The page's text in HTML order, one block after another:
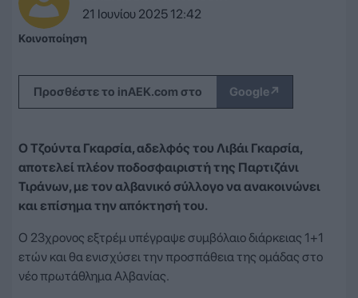
21 Ιουνίου 2025 12:42
Κοινοποίηση
Προσθέστε το inAEK.com στο Google↗
Ο Τζούντα Γκαρσία, αδελφός του Λιβάι Γκαρσία,
αποτελεί πλέον ποδοσφαιριστή της Παρτιζάνι
Τιράνων, με τον αλβανικό σύλλογο να ανακοινώνει
και επίσημα την απόκτησή του.
Ο 23χρονος εξτρέμ υπέγραψε συμβόλαιο διάρκειας 1+1
ετών και θα ενισχύσει την προσπάθεια της ομάδας στο
νέο πρωτάθλημα Αλβανίας.